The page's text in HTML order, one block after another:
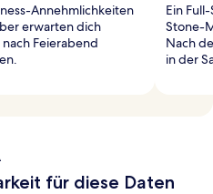
Annehmlichkeiten
erwarten dich
Feierabend
Ein
Stone-
Nach
in der
für diese Daten